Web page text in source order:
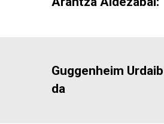
Guggenheim
da